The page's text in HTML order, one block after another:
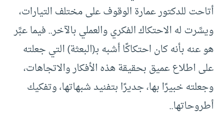
أتاحت للدكتور عمارة الوقوف على مختلف التيارات،
ويسَّرت له الاحتكاك الفكري والعملي بالآخر.. فيما عبَّر
هو عنه بأنه كان احتكاكًا أشبه بـ(البعثة) التي جعلته
على اطلاع عميق بحقيقة هذه الأفكار والاتجاهات،
وجعلته خبيرًا بها، جديرًا بتفنيد شبهاتها، وتفكيك
أطروحاتها..